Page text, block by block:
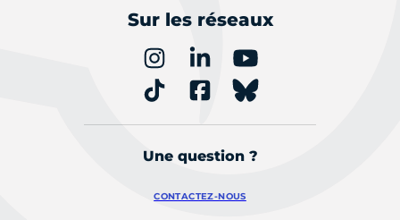
Sur les réseaux
Une question ?
CONTACTEZ-NOUS